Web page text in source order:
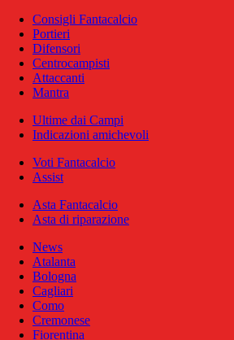
Consigli Fantacalcio
Portieri
Difensori
Centrocampisti
Attaccanti
Mantra
Ultime dai Campi
Indicazioni amichevoli
Voti Fantacalcio
Assist
Asta Fantacalcio
Asta di riparazione
News
Atalanta
Bologna
Cagliari
Como
Cremonese
Fiorentina